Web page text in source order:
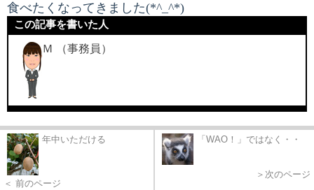
食べたくなってきました(*^_^*)
この記事を書いた人
Ｍ （事務員）
年中いただける
＜ 前のページ
「WAO！」ではなく・・
＞次のページ